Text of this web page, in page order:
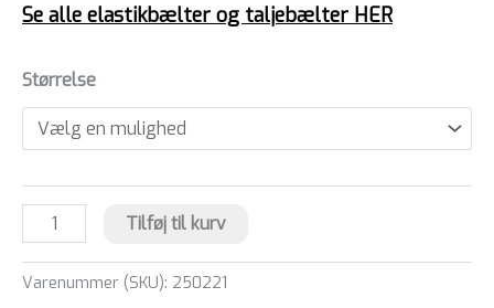
Se alle elastikbælter og taljebælter HER
Størrelse
Tilføj til kurv
Varenummer (SKU): 250221